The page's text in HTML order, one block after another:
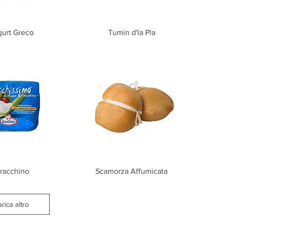
rapida
Greco Vista rapida
Tumin d'la Pla
rapida Vista rapida
Scamorza Affumicata
altro